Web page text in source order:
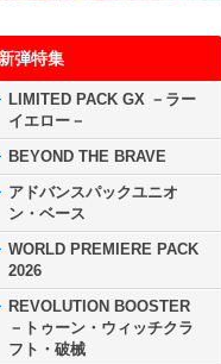
新弾特集
LIMITED PACK GX －ラー
イエロー－
BEYOND THE BRAVE
アドバンスパックユニオ
ン・ベース
WORLD PREMIERE PACK
2026
REVOLUTION BOOSTER
－トゥーン・ウィッチクラ
フト・破械